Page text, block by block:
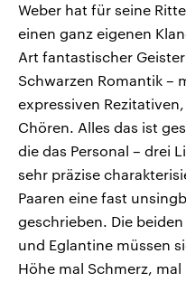
Weber hat für seine
einen ganz eigenen
Art fantastischer
Schwarzen Romantik –
expressiven
Chören. Alles das ist
die das Personal – drei
sehr präzise
Paaren eine fast
geschrieben. Die
und Eglantine müssen
Höhe mal Schmerz,